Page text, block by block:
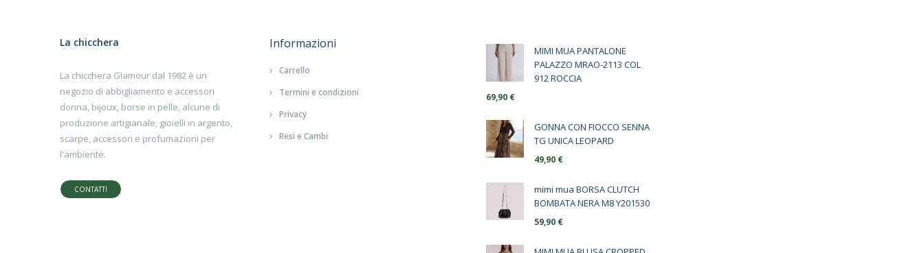
La chicchera
La chicchera Glamour dal 1982 è un
negozio di abbigliamento e accessori
donna, bijoux, borse in pelle, alcune di
produzione artigianale, gioielli in argento,
scarpe, accessori e profumazioni per
l'ambiente.
CONTATTI
Informazioni
Carrello
Termini e condizioni
Privacy
Resi e Cambi
MIMI MUA PANTALONE
PALAZZO MRAO-2113 COL
912 ROCCIA
69,90 €
GONNA CON FIOCCO SENNA
TG UNICA LEOPARD
49,90 €
mimi mua BORSA CLUTCH
BOMBATA NERA M8 Y201530
59,90 €